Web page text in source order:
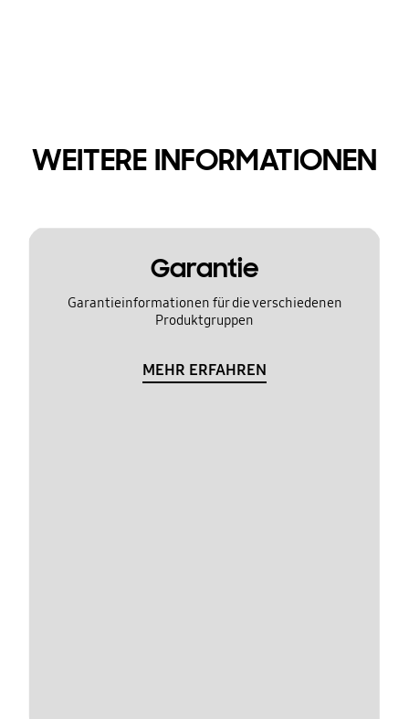
WEITERE INFORMATIONEN
Garantie
Garantieinformationen für die verschiedenen
Produktgruppen
MEHR ERFAHREN